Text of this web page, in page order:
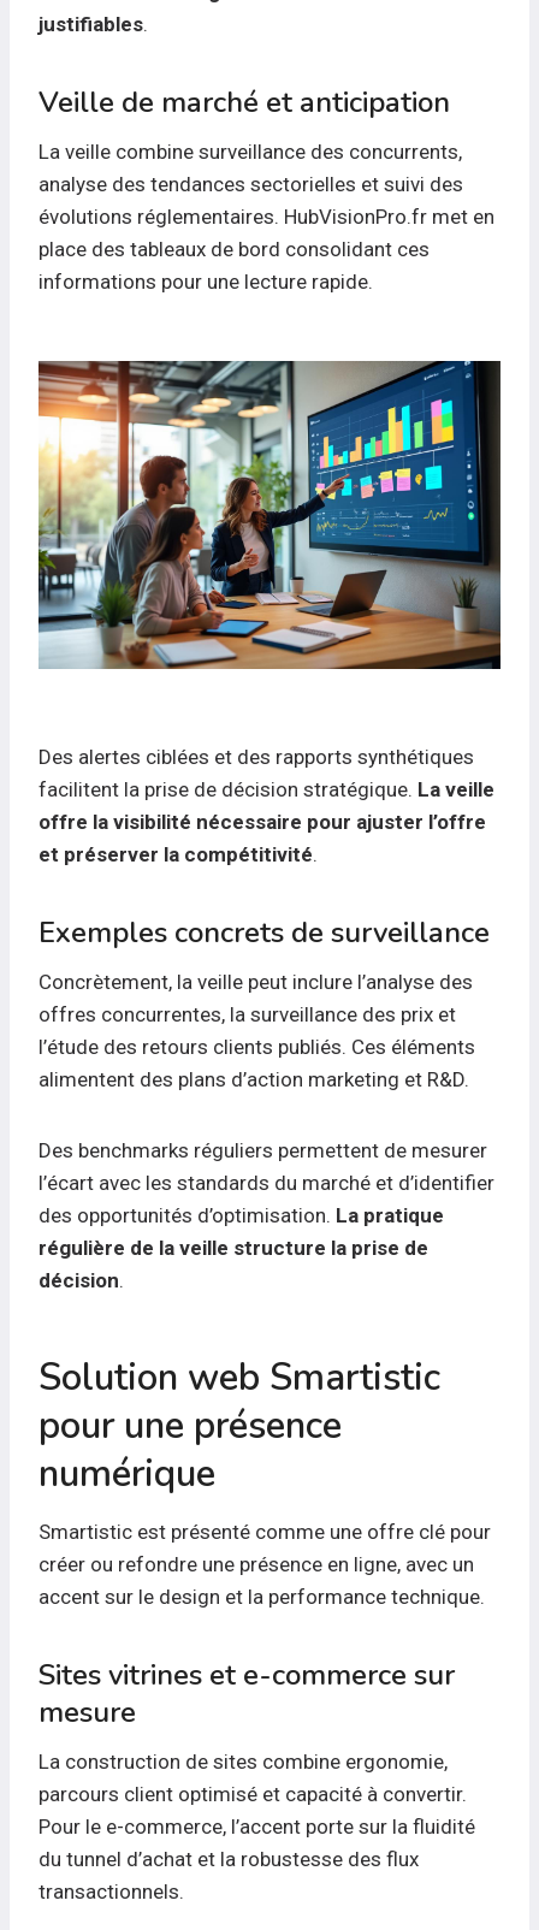
justifiables.
Veille de marché et anticipation
La veille combine surveillance des concurrents,
analyse des tendances sectorielles et suivi des
évolutions réglementaires. HubVisionPro.fr met en
place des tableaux de bord consolidant ces
informations pour une lecture rapide.
Des alertes ciblées et des rapports synthétiques
facilitent la prise de décision stratégique. La veille
offre la visibilité nécessaire pour ajuster l’offre
et préserver la compétitivité.
Exemples concrets de surveillance
Concrètement, la veille peut inclure l’analyse des
offres concurrentes, la surveillance des prix et
l’étude des retours clients publiés. Ces éléments
alimentent des plans d’action marketing et R&D.
Des benchmarks réguliers permettent de mesurer
l’écart avec les standards du marché et d’identifier
des opportunités d’optimisation. La pratique
régulière de la veille structure la prise de
décision.
Solution web Smartistic
pour une présence
numérique
Smartistic est présenté comme une offre clé pour
créer ou refondre une présence en ligne, avec un
accent sur le design et la performance technique.
Sites vitrines et e-commerce sur
mesure
La construction de sites combine ergonomie,
parcours client optimisé et capacité à convertir.
Pour le e-commerce, l’accent porte sur la fluidité
du tunnel d’achat et la robustesse des flux
transactionnels.